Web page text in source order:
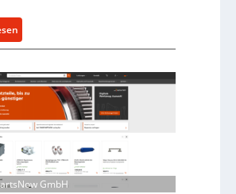
t
f
ü
i
d
i
C
l
l
o
e
n
t
GmbH